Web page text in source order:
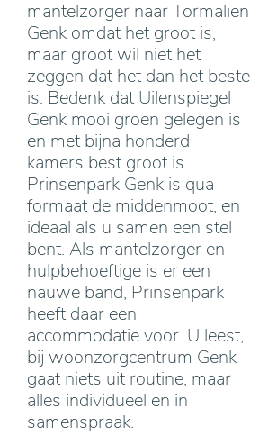
mantelzorger naar Tormalien
Genk omdat het groot is,
maar groot wil niet het
zeggen dat het dan het beste
is. Bedenk dat Uilenspiegel
Genk mooi groen gelegen is
en met bijna honderd
kamers best groot is.
Prinsenpark Genk is qua
formaat de middenmoot, en
ideaal als u samen een stel
bent. Als mantelzorger en
hulpbehoeftige is er een
nauwe band, Prinsenpark
heeft daar een
accommodatie voor. U leest,
bij woonzorgcentrum Genk
gaat niets uit routine, maar
alles individueel en in
samenspraak.